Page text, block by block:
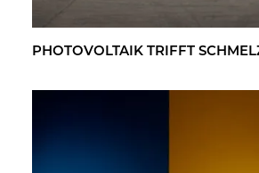
PHO­TO­VOL­TA­IK TRIFFT